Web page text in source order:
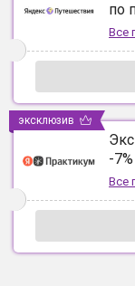
по
Все
-
Все
эксклюзив